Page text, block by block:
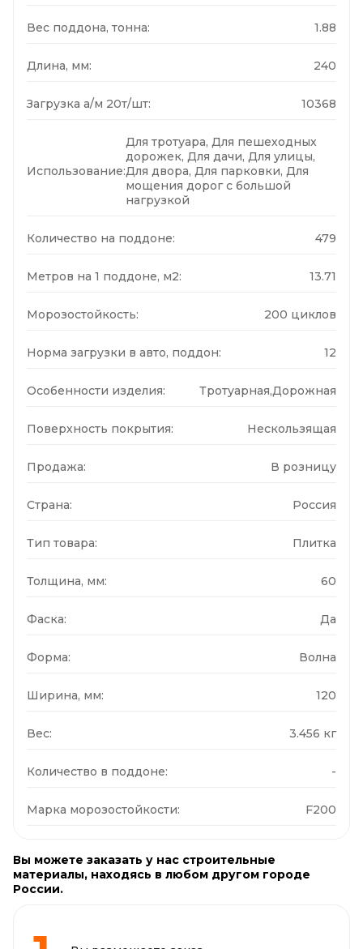
Вес поддона, тонна: 1.88
Длина, мм: 240
Загрузка а/м 20т/шт: 10368
Использование:
Для тротуара, Для пешеходных
дорожек, Для дачи, Для улицы,
Для двора, Для парковки, Для
мощения дорог с большой
нагрузкой
Количество на поддоне: 479
Метров на 1 поддоне, м2: 13.71
Морозостойкость: 200 циклов
Норма загрузки в авто, поддон: 12
Особенности изделия: Тротуарная,Дорожная
Поверхность покрытия: Нескользящая
Продажа: В розницу
Страна: Россия
Тип товара: Плитка
Толщина, мм: 60
Фаска: Да
Форма: Волна
Ширина, мм: 120
Вес: 3.456 кг
Количество в поддоне: -
Марка морозостойкости: F200
Вы можете заказать у нас строительные
материалы, находясь в любом другом городе
России.